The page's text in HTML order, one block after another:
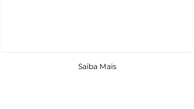
Saiba Mais